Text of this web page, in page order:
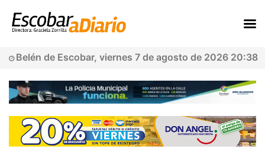
Belén de Escobar, viernes 7 de agosto de 2026 20:38